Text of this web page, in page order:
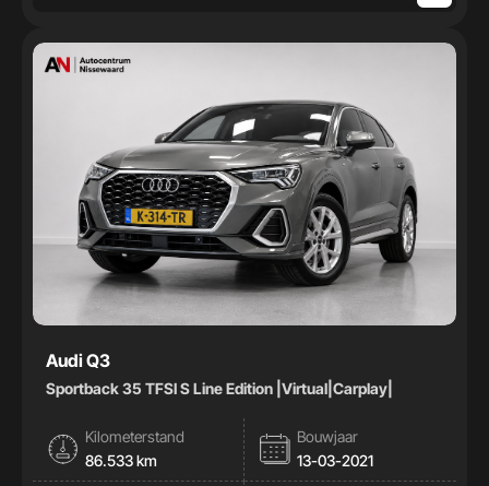
Audi Q3
Sportback 35 TFSI S Line Edition |Virtual|Carplay|
Kilometerstand
86.533 km
Bouwjaar
13-03-2021